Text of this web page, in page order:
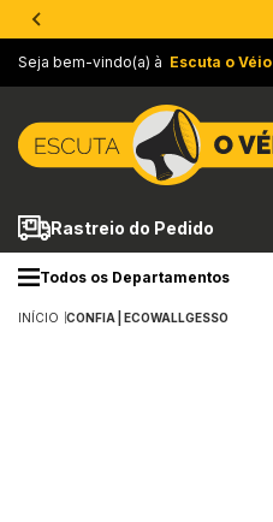
Seja bem-vindo(a) à Escuta o Véio
Rastreio do Pedido
Todos os Departamentos
INÍCIO CONFIA | ECOWALLGESSO